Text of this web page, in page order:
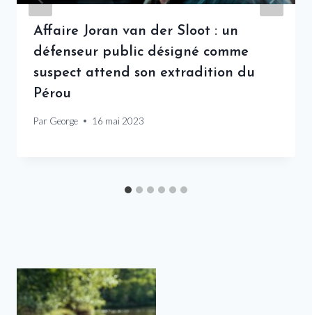
Affaire Joran van der Sloot : un
défenseur public désigné comme
suspect attend son extradition du
Pérou
Par George 16 mai 2023